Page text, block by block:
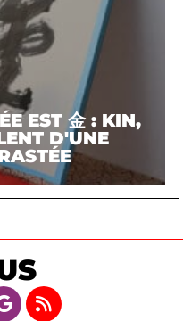
EST 金 : KIN,
D'UNE